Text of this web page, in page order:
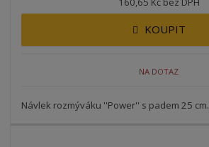
KOUPIT
NA DOTAZ
Návlek rozmýváku ''Power'' s padem 25 cm.